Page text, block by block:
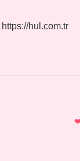
https://hul.com.tr